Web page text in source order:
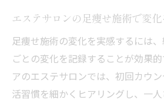
エステサロンの足痩せ施術で変
足痩せ施術の変化を実感するには
ごとの変化を記録することが効果
アのエステサロンでは、初回カウ
活習慣を細かくヒアリングし、一